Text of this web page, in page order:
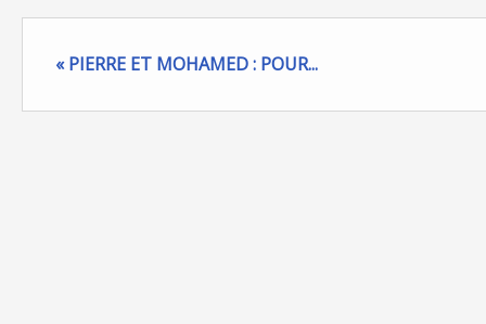
« PIERRE ET MOHAMED : POUR...